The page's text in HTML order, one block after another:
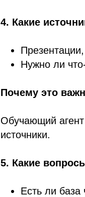
4. Какие
Нужно ли
Почему это
Обучающий агент
источники.
5. Какие
Есть ли база